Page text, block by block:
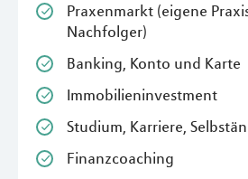
Praxenmarkt (eigene
Nachfolger)
Banking, Konto und Karte
Immobilieninvestment
Studium, Karriere,
Finanzcoaching